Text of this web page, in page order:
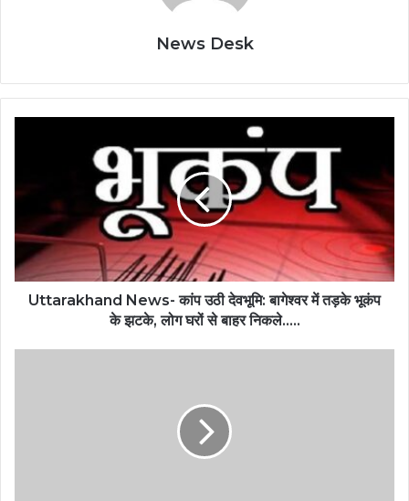
News Desk
Uttarakhand News- कांप उठी देवभूमि: बागेश्वर में तड़के भूकंप
के झटके, लोग घरों से बाहर निकले…..